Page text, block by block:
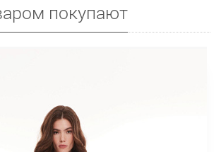
покупают